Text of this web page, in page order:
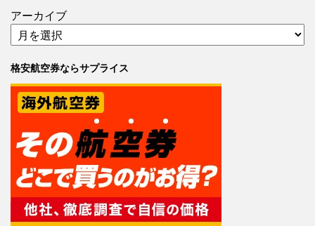
アーカイブ
格安航空券ならサプライス